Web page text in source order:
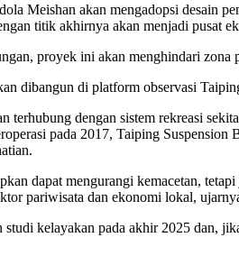
Meishan akan mengadopsi desain
titik akhirnya akan menjadi pusat
proyek ini akan menghindari
dibangun di platform observasi
terhubung dengan sistem rekreasi
pada 2017, Taiping
dapat mengurangi kemacetan,
pariwisata dan ekonomi lokal,
kelayakan pada akhir 2025 dan,